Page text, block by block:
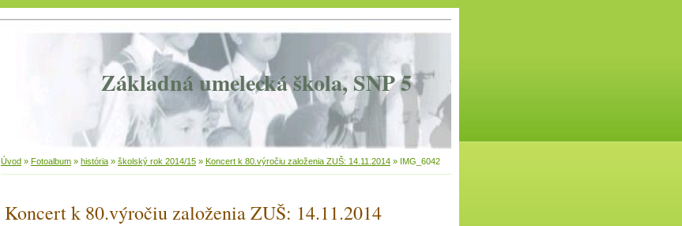
Základná umelecká škola, SNP 5
Úvod » Fotoalbum » história » školský rok 2014/15 » Koncert k 80.výročiu založenia ZUŠ: 14.11.2014 » IMG_6042
Koncert k 80.výročiu založenia ZUŠ: 14.11.2014